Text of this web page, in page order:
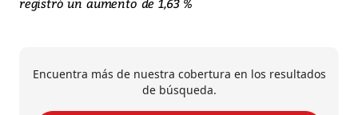
Encuentra más de nuestra cobertura en los resultados
de búsqueda.